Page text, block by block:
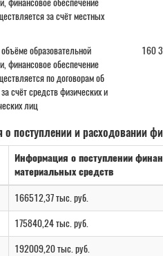
за счёт местных
образовательной
финансовое обеспечение
по договорам об
счёт средств физических и
лиц
160
поступлении и расходовании
Информация о поступлении
материальных средств
166512,37 тыс. руб.
175840,24 тыс. руб.
192009,20 тыс. руб.